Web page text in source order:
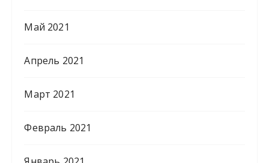
Май 2021
Апрель 2021
Март 2021
Февраль 2021